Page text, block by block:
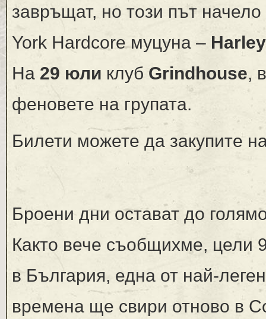
завръщат, но този път
York Hardcore муцуна –
На 29 юли клуб Grindhouse,
феновете на групата.
Билети можете да закупите
Броени дни остават до
Както вече съобщихме, цели
в България, една от най-
времена ще свири отново в